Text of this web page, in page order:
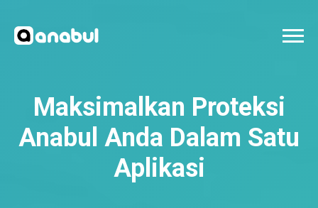
Maksimalkan Proteksi
Anabul Anda Dalam Satu
Aplikasi